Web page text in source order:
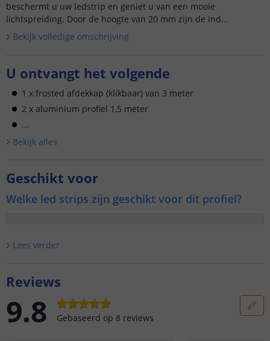
beschermt u uw ledstrip en geniet u van een mooie
lichtspreiding. Door de hoogte van 20 mm zijn de ind...
Bekijk volledige omschrijving
U ontvangt het volgende
1 x frosted afdekkap (klikbaar) van 3 meter
2 x aluminium profiel 1,5 meter
...
Bekijk alles
Geschikt voor
Welke led strips zijn geschikt voor dit profiel?
Lees verder
Reviews
9.8 Gebaseerd op 8 reviews